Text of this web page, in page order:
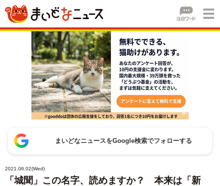
まいどなニュースをGoogle検索でフォローする
2021.06.02(Wed)
「城聞」この名字、読めますか？ 本来は「新